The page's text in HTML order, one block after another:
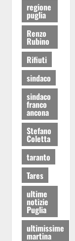
regione
puglia
Renzo
Rubino
Rifiuti
sindaco
sindaco
franco
ancona
Stefano
Coletta
taranto
Tares
ultime
notizie
Puglia
ultimissime
martina